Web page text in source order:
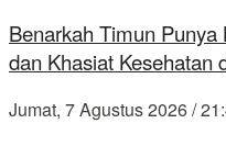
Benarkah Timun
dan Khasiat Kesehatan
Jumat, 7 Agustus 2026 /